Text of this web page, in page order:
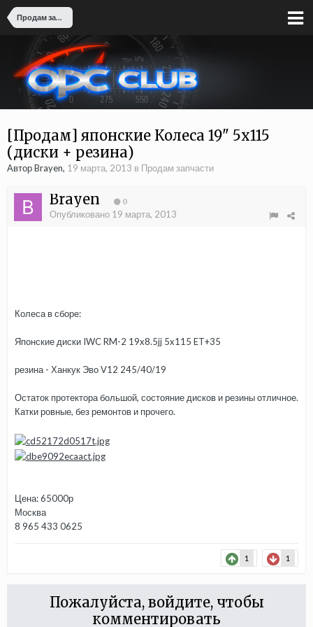
Продам запчасти
[Продам] японские Колеса 19" 5x115
(диски + резина)
Автор Brayen, 19 марта, 2013 в Продам запчасти
Brayen 0
Опубликовано 19 марта, 2013
Колеса в сборе:
Японские диски IWC RM-2 19x8.5jj 5x115 ET+35
резина - Ханкук Эво V12 245/40/19
Остаток протектора большой, состояние дисков и резины отличное.
Катки ровные, без ремонтов и прочего.
Цена: 65000р
Москва
8 965 433 0625
1 1
Пожалуйста, войдите, чтобы
комментировать